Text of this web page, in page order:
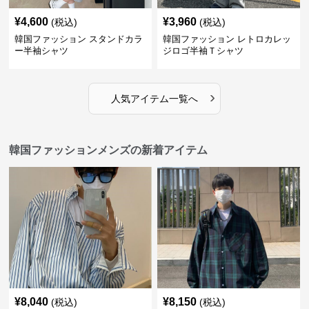
¥4,600 (税込)
韓国ファッション スタンドカラ
ー半袖シャツ
¥3,960 (税込)
韓国ファッション レトロカレッ
ジロゴ半袖Ｔシャツ
人気アイテム一覧へ ›
韓国ファッションメンズの新着アイテム
¥8,040 (税込) ¥8,150 (税込)